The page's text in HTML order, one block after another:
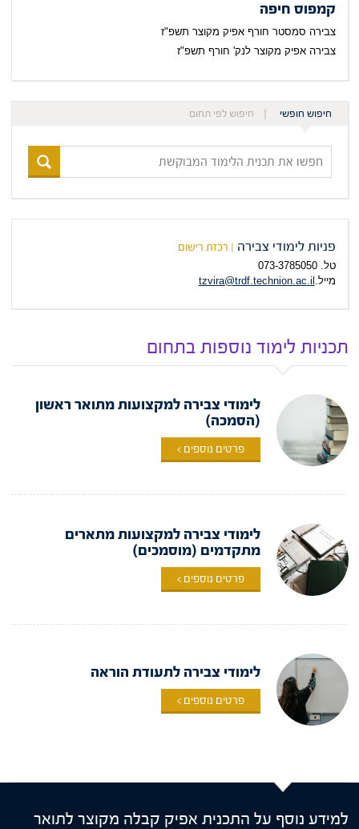
קמפוס חיפה
צבירה סמסטר חורף אפיק מקוצר תשפ"ז
צבירה אפיק מקוצר לנק' חורף תשפ"ז
חיפוש חופשי חיפוש לפי תחום
חפשו
את
תכנית
המבוקשת
פניות לימודי צבירה | רכזת רישום
טל. 073-3785050
מייל. tzvira@trdf.technion.ac.il
תכניות לימוד נוספות בתחום
לימודי צבירה למקצועות מתואר ראשון
(הסמכה)
פרטים נוספים >
לימודי צבירה למקצועות מתארים
מתקדמים (מוסמכים)
פרטים נוספים >
לימודי צבירה לתעודת הוראה
פרטים נוספים >
למידע נוסף על התכנית אפיק קבלה מקוצר לתואר